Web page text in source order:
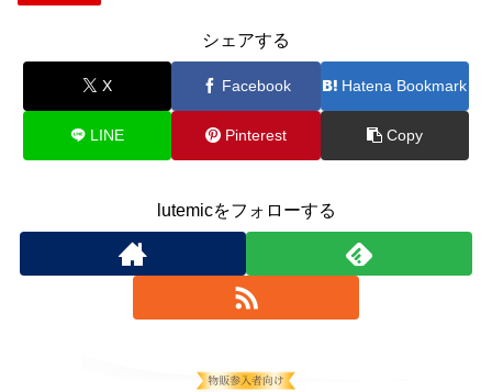
シェアする
X Facebook Hatena Bookmark
LINE Pinterest Copy
lutemicをフォローする